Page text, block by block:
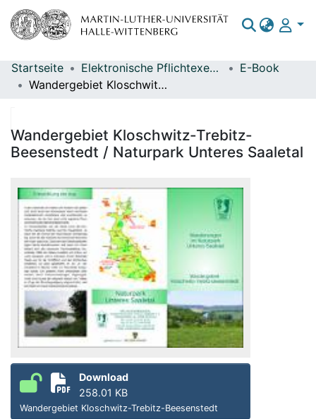
Bereiche & Sammlungen
Statistiken
Startseite Elektronische Pflichtexemplare
E-Book
Wandergebiet Kloschwitz-Trebitz-Beesenstedt / Naturpark Unteres Saaletal
Wandergebiet Kloschwitz-Trebitz-
Beesenstedt / Naturpark Unteres Saaletal
Download
258.01 KB
Wandergebiet Kloschwitz-Trebitz-Beesenstedt